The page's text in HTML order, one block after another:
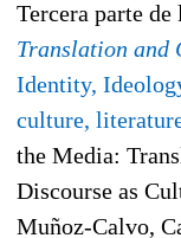
Tercera parte
Translation and
Identity,
culture,
the Media:
Discourse as
Muñoz-Calvo,